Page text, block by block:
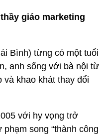
giáo marketing
Bình) từng có một tuổi
anh sống với bà nội từ
khao khát thay đổi
với hy vọng trở
song “thành công